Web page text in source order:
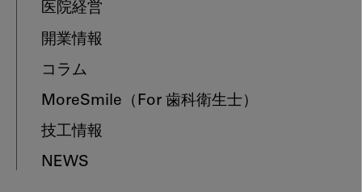
医院経営
開業情報
コラム
MoreSmile （For 歯科衛生士）
技工情報
NEWS